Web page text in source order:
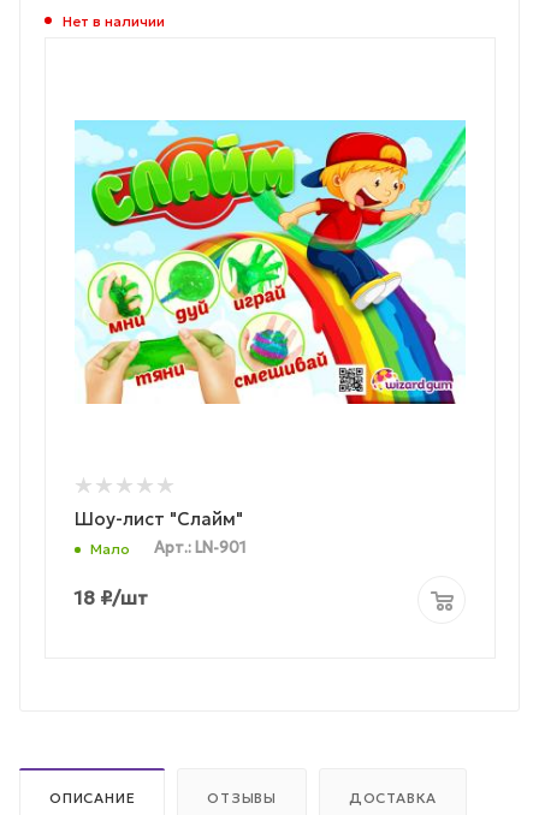
Нет в наличии
Шоу-лист "Слайм"
Мало Арт.: LN-901
18 ₽/шт
ОПИСАНИЕ ОТЗЫВЫ ДОСТАВКА